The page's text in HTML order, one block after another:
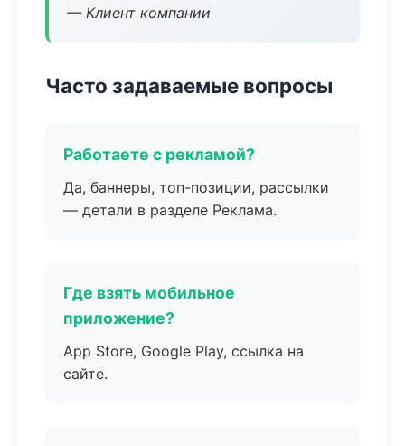
— Клиент компании
Часто задаваемые вопросы
Работаете с рекламой?
Да, баннеры, топ-позиции, рассылки
— детали в разделе Реклама.
Где взять мобильное
приложение?
App Store, Google Play, ссылка на
сайте.